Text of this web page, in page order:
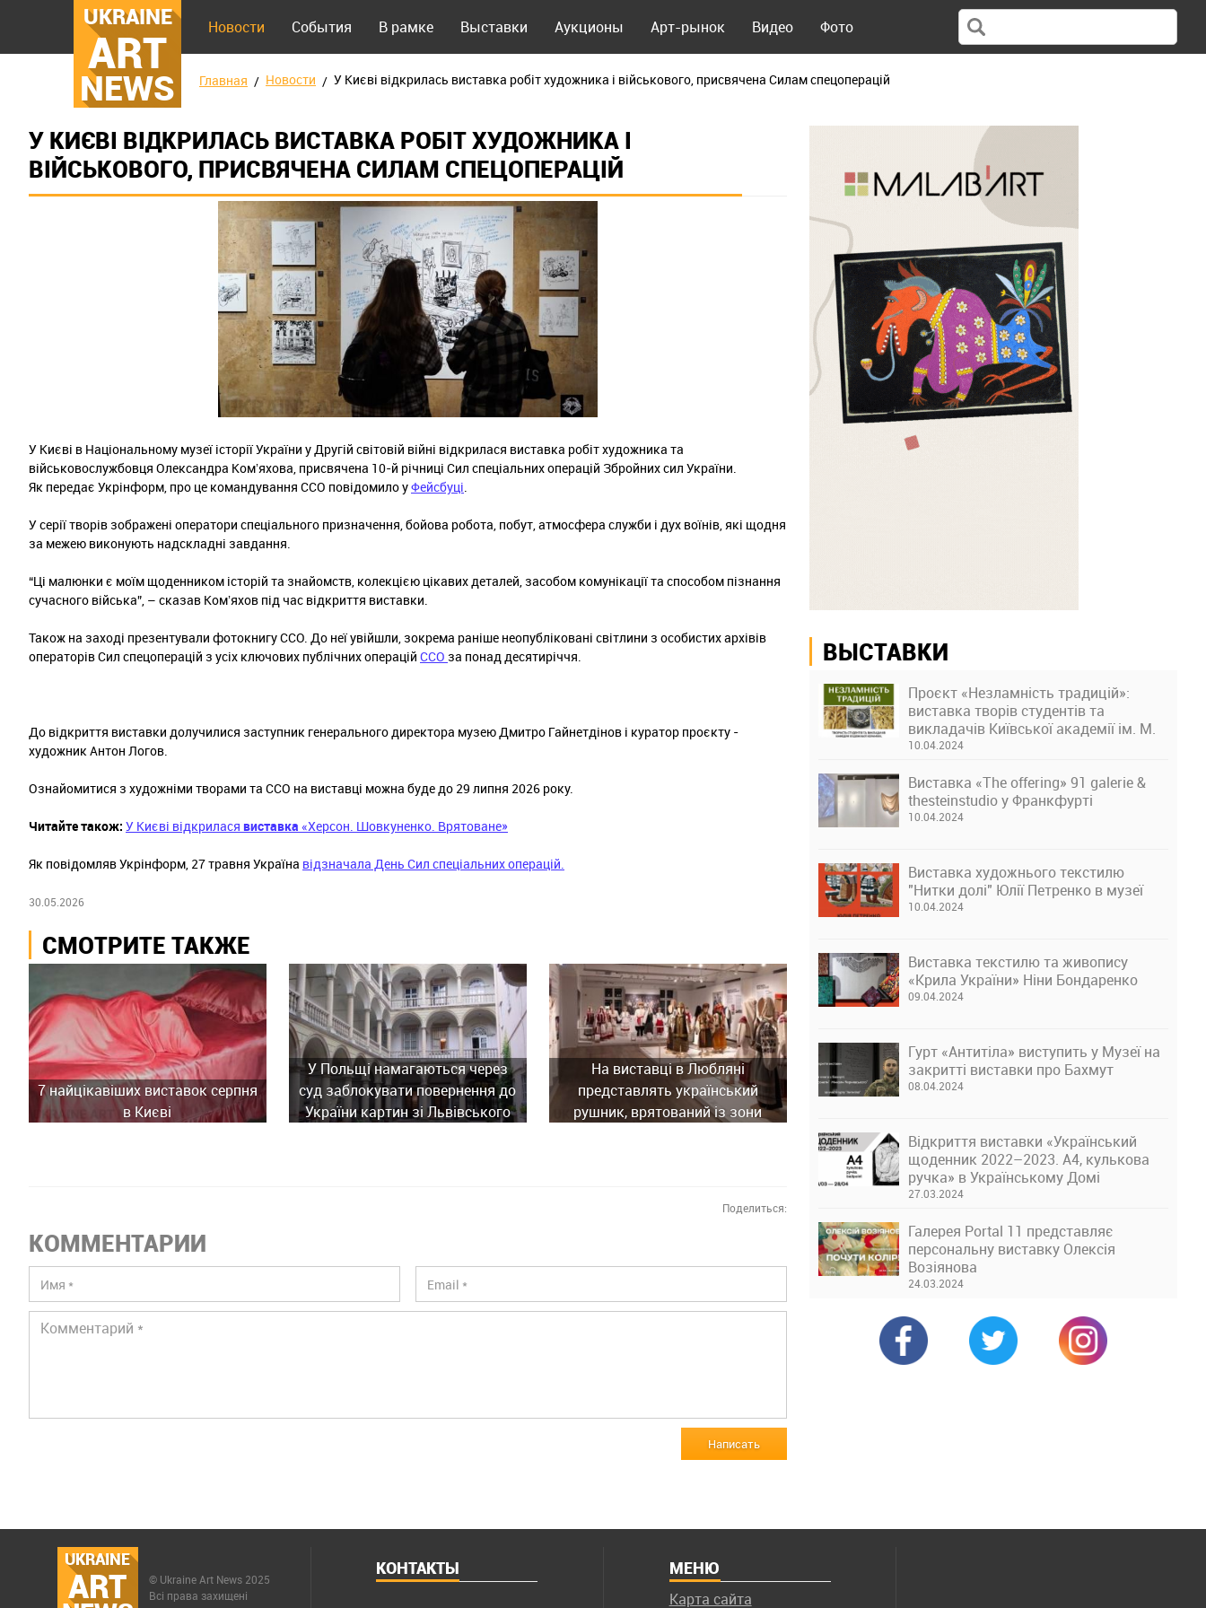
UKRAINE
ART
NEWS
Новости События В рамке Выставки Аукционы Арт-рынок Видео Фото
Главная Новости У Києві відкрилась виставка робіт художника і військового, присвячена Силам спецоперацій
У КИЄВІ ВІДКРИЛАСЬ ВИСТАВКА РОБІТ ХУДОЖНИКА І
ВІЙСЬКОВОГО, ПРИСВЯЧЕНА СИЛАМ СПЕЦОПЕРАЦІЙ
У Києві в Національному музеї історії України у Другій світовій війні відкрилася виставка робіт художника та
військовослужбовця Олександра Комʼяхова, присвячена 10-й річниці Сил спеціальних операцій Збройних сил України.
Як передає Укрінформ, про це командування ССО повідомило уФейсбуці.
У серії творів зображені оператори спеціального призначення, бойова робота, побут, атмосфера служби і дух воїнів, які щодня
за межею виконують надскладні завдання.
“Ці малюнки є моїм щоденником історій та знайомств, колекцією цікавих деталей, засобом комунікації та способом пізнання
сучасного війська”, – сказав Комʼяхов під час відкриття виставки.
Також на заході презентували фотокнигу ССО. До неї увійшли, зокрема раніше неопубліковані світлини з особистих архівів
операторів Сил спецоперацій з усіх ключових публічних операцій ССО за понад десятиріччя.
До відкриття виставки долучилися заступник генерального директора музею Дмитро Гайнетдінов і куратор проєкту -
художник Антон Логов.
Ознайомитися з художніми творами та ССО на виставці можна буде до 29 липня 2026 року.
Читайте також: У Києві відкрилася виставка «Херсон. Шовкуненко. Врятоване»
Як повідомляв Укрінформ, 27 травня Україна відзначала День Сил спеціальних операцій.
30.05.2026
СМОТРИТЕ ТАКЖЕ
7 найцікавіших виставок серпня
в Києві
У Польщі намагаються через
суд заблокувати повернення до
України картин зі Львівського
На виставці в Любляні
представлять український
рушник, врятований із зони
Поделиться:
КОММЕНТАРИИ
Написать
ВЫСТАВКИ
Проєкт «Незламність традицій»:
виставка творів студентів та
викладачів Київської академії ім. М.
Бойчука
10.04.2024
Виставка «The offering» 91 galerie &
thesteinstudio у Франкфурті
10.04.2024
Виставка художнього текстилю
"Нитки долі" Юлії Петренко в музеї
10.04.2024
Виставка текстилю та живопису
«Крила України» Ніни Бондаренко
09.04.2024
Гурт «Антитіла» виступить у Музеї на
закритті виставки про Бахмут
08.04.2024
Відкриття виставки «Український
щоденник 2022–2023. А4, кулькова
ручка» в Українському Домі
27.03.2024
Галерея Portal 11 представляє
персональну виставку Олексія
Возіянова
24.03.2024
UKRAINE
ART
© Ukraine Art News 2025
Всі права захищені
КОНТАКТЫ МЕНЮ
Карта сайта